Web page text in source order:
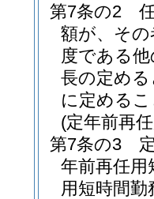
第7条の2
額が、そ
度である
長の定め
に定める
(定年前再
第7条の3
年前再任用
用短時間